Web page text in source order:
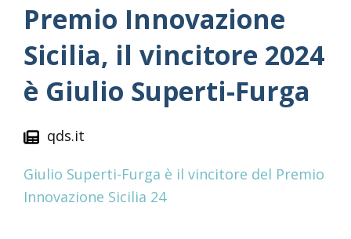
Premio Innovazione
Sicilia, il vincitore 2024
è Giulio Superti-Furga
qds.it
Giulio Superti-Furga è il vincitore del Premio
Innovazione Sicilia 24